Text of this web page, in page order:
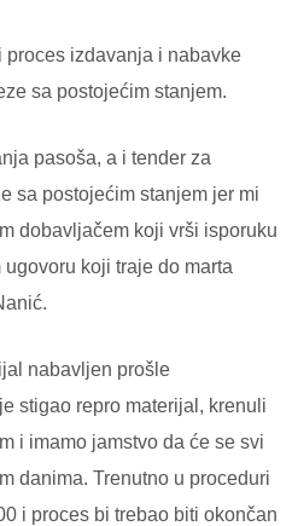
proces izdavanja i nabavke
sa postojećim stanjem.
pasoša, a i tender za
sa postojećim stanjem jer mi
dobavljačem koji vrši isporuku
koji traje do marta
nabavljen prošle
je stigao repro materijal, krenuli
i imamo jamstvo da će se svi
danima. Trenutno u proceduri
i proces bi trebao biti okončan